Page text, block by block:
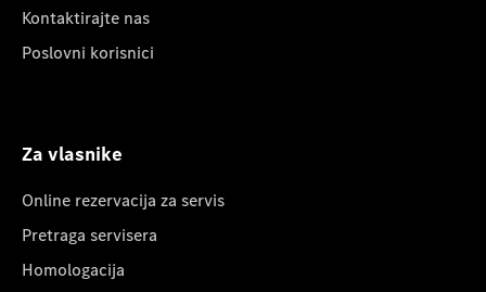
Kontaktirajte nas
Poslovni korisnici
Za vlasnike
Online rezervacija za servis
Pretraga servisera
Homologacija